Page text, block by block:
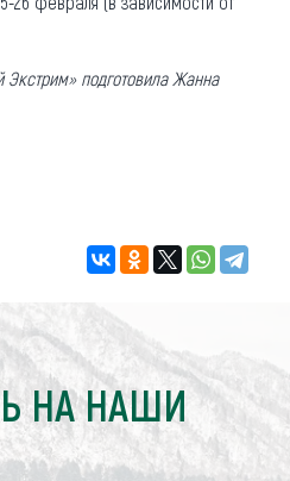
Экстрим» подготовила Жанна
НА НАШИ